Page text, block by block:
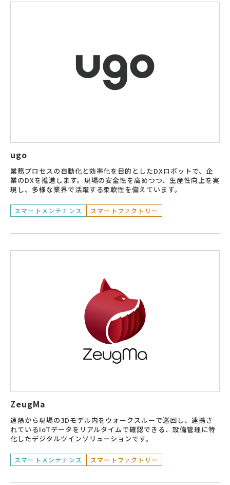
ugo
業務プロセスの自動化と効率化を目的としたDXロボットで、企
業のDXを推進します。現場の安全性を高めつつ、生産性向上を実
現し、多様な業界で活躍する柔軟性を備えています。
スマートメンテナンス スマートファクトリー
ZeugMa
遠隔から現場の3Dモデル内をウォークスルーで巡回し、連携さ
れているIoTデータをリアルタイムで確認できる、設備管理に特
化したデジタルツインソリューションです。
スマートメンテナンス スマートファクトリー